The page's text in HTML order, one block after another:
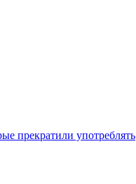
прекратили употреблять